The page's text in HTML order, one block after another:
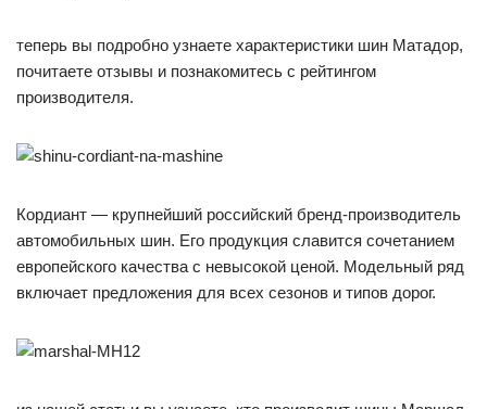
теперь вы подробно узнаете характеристики шин Матадор,
почитаете отзывы и познакомитесь с рейтингом
производителя.
Кордиант — крупнейший российский бренд-производитель
автомобильных шин. Его продукция славится сочетанием
европейского качества с невысокой ценой. Модельный ряд
включает предложения для всех сезонов и типов дорог.